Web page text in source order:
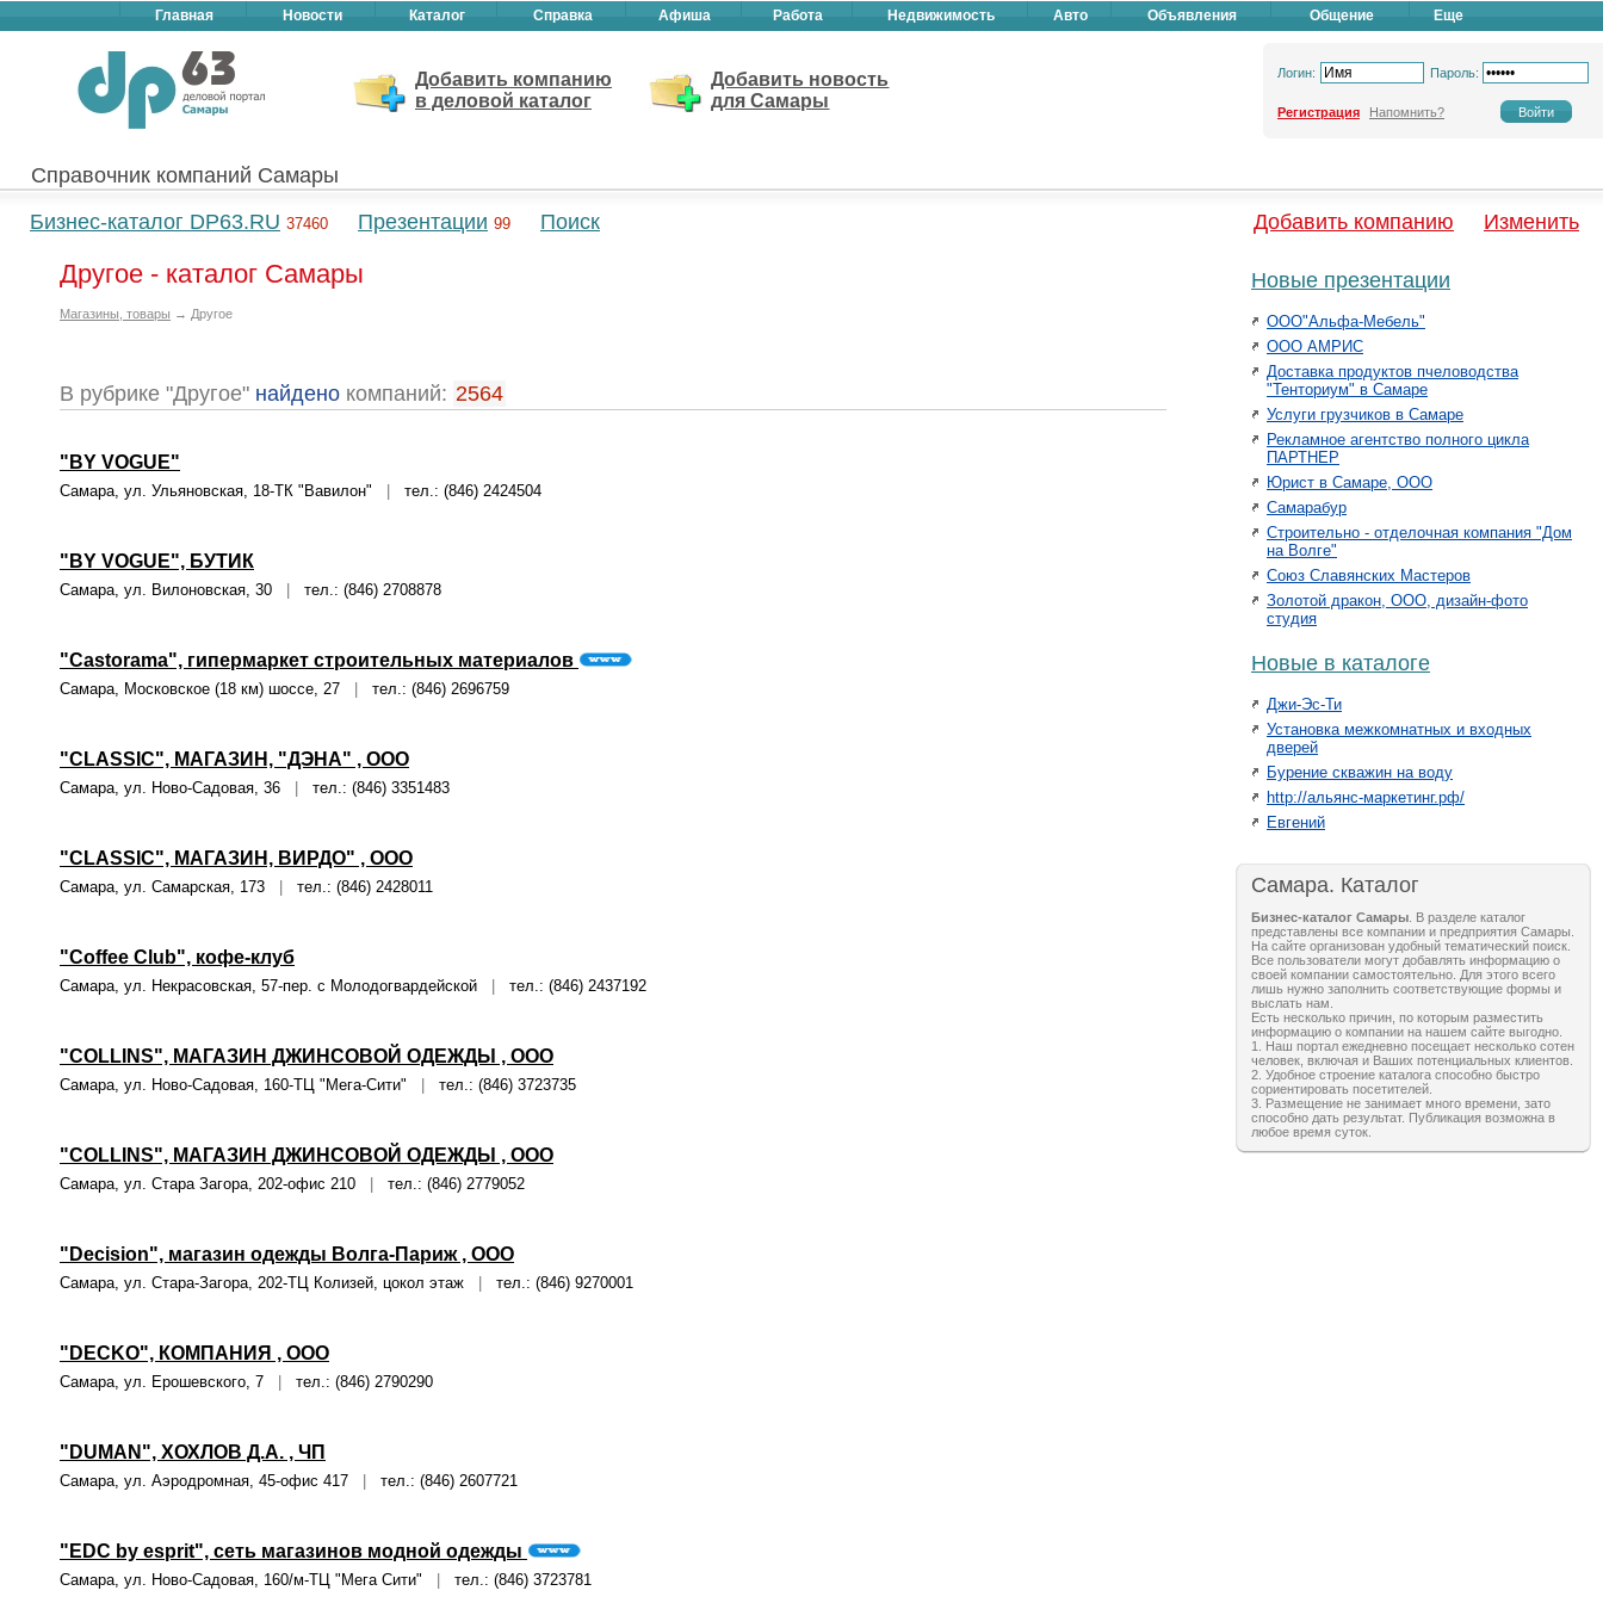
Главная Новости Каталог Справка Афиша Работа Недвижимость Авто Объявления Общение Еще
Добавить компанию
в деловой каталог
Добавить новость
для Самары
Логин: Пароль:
Регистрация Напомнить?
Справочник компаний Самары
Бизнес-каталог DP63.RU 37460 Презентации 99 Поиск Добавить компанию Изменить
Другое - каталог Самары
Магазины, товары → Другое
В рубрике "Другое" найдено компаний: 2564
"BY VOGUE"
Самара, ул. Ульяновская, 18-ТК "Вавилон" тел.: (846) 2424504
"BY VOGUE", БУТИК
Самара, ул. Вилоновская, 30 тел.: (846) 2708878
"Castorama", гипермаркет строительных материалов
Самара, Московское (18 км) шоссе, 27 тел.: (846) 2696759
"CLASSIC", МАГАЗИН, "ДЭНА" , ООО
Самара, ул. Ново-Садовая, 36 тел.: (846) 3351483
"CLASSIC", МАГАЗИН, ВИРДО" , ООО
Самара, ул. Самарская, 173 тел.: (846) 2428011
"Coffee Club", кофе-клуб
Самара, ул. Некрасовская, 57-пер. с Молодогвардейской тел.: (846) 2437192
"COLLINS", МАГАЗИН ДЖИНСОВОЙ ОДЕЖДЫ , ООО
Самара, ул. Ново-Садовая, 160-ТЦ "Мега-Сити" тел.: (846) 3723735
"COLLINS", МАГАЗИН ДЖИНСОВОЙ ОДЕЖДЫ , ООО
Самара, ул. Стара Загора, 202-офис 210 тел.: (846) 2779052
"Decision", магазин одежды Волга-Париж , ООО
Самара, ул. Стара-Загора, 202-ТЦ Колизей, цокол этаж тел.: (846) 9270001
"DECKO", КОМПАНИЯ , ООО
Самара, ул. Ерошевского, 7 тел.: (846) 2790290
"DUMAN", ХОХЛОВ Д.А. , ЧП
Самара, ул. Аэродромная, 45-офис 417 тел.: (846) 2607721
"EDC by esprit", сеть магазинов модной одежды
Самара, ул. Ново-Садовая, 160/м-ТЦ "Мега Сити" тел.: (846) 3723781
Новые презентации
ООО"Альфа-Мебель"
ООО АМРИС
Доставка продуктов пчеловодства
"Тенториум" в Самаре
Услуги грузчиков в Самаре
Рекламное агентство полного цикла
ПАРТНЕР
Юрист в Самаре, ООО
Самарабур
Строительно - отделочная компания "Дом
на Волге"
Союз Славянских Мастеров
Золотой дракон, ООО, дизайн-фото
студия
Новые в каталоге
Джи-Эс-Ти
Установка межкомнатных и входных
дверей
Бурение скважин на воду
http://альянс-маркетинг.рф/
Евгений
Самара. Каталог
Бизнес-каталог Самары . В разделе каталог
представлены все компании и предприятия Самары.
На сайте организован удобный тематический поиск.
Все пользователи могут добавлять информацию о
своей компании самостоятельно. Для этого всего
лишь нужно заполнить соответствующие формы и
выслать нам.
Есть несколько причин, по которым разместить
информацию о компании на нашем сайте выгодно.
1. Наш портал ежедневно посещает несколько сотен
человек, включая и Ваших потенциальных клиентов.
2. Удобное строение каталога способно быстро
сориентировать посетителей.
3. Размещение не занимает много времени, зато
способно дать результат. Публикация возможна в
любое время суток.